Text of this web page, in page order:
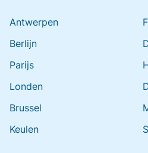
Antwerpen
Berlijn
Parijs
Londen
Brussel
Keulen